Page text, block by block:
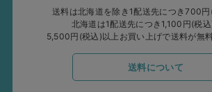
送料は北海道を除き1配送先につき700円(
北海道は1配送先につき1,100円(税込
5,500円(税込)以上お買い上げで送料が無料
送料について